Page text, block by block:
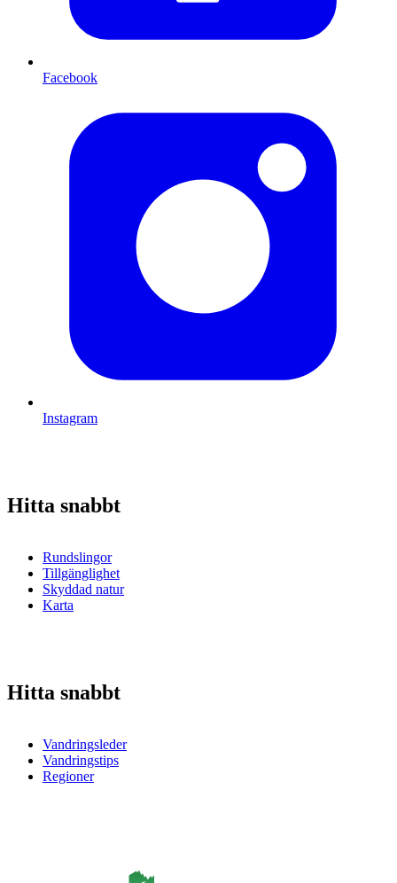
Facebook
Instagram
Hitta snabbt
Rundslingor
Tillgänglighet
Skyddad natur
Karta
Hitta snabbt
Vandringsleder
Vandringstips
Regioner